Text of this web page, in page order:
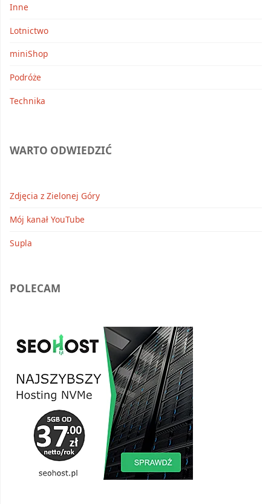
Inne
Lotnictwo
miniShop
Podróże
Technika
WARTO ODWIEDZIĆ
Zdjęcia z Zielonej Góry
Mój kanał YouTube
Supla
POLECAM